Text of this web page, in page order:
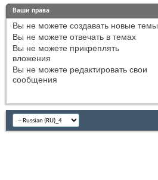
Ваши права
Вы не можете создавать новые темы
Вы не можете отвечать в темах
Вы не можете прикреплять
вложения
Вы не можете редактировать свои
сообщения